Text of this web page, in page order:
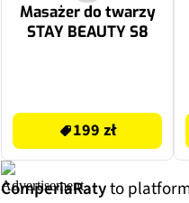
Masażer do twarzy
STAY BEAUTY S8
199 zł
ComperiaRatyto